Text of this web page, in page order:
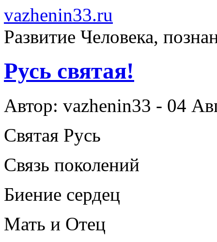
vazhenin33.ru
Развитие Человека,
Русь святая!
Автор: vazhenin33 - 04
Святая Русь
Связь поколений
Биение сердец
Мать и Отец